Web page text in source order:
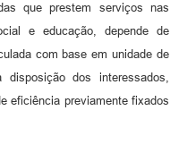
que prestem serviços nas
e educação, depende de
com base em unidade de
dos interessados,
eficiência previamente fixados